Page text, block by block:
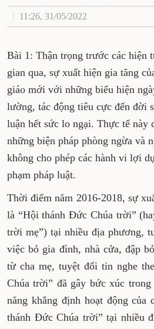
11:26, 31/05/2022
Bài 1: Thận trọng trước các hiện
gian qua, sự xuất hiện gia tăng
giáo mới với những biểu hiện
lường, tác động tiêu cực đến đời
luận hết sức lo ngại. Thực tế này
những biện pháp phòng ngừa và
không cho phép các hành vi lợi
phạm pháp luật.
Thời điểm năm 2016-2018, sự
là “Hội thánh Đức Chúa trời”
trời mẹ”) tại nhiều địa phương,
việc bỏ gia đình, nhà cửa, đập
từ cha mẹ, tuyệt đối tin nghe
Chúa trời” đã gây bức xúc
năng khẳng định hoạt động của
thánh Đức Chúa trời” tại nhiều